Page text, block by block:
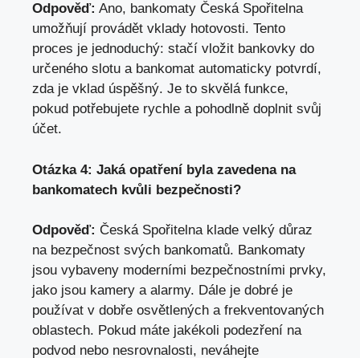
Odpověď: ​Ano, bankomaty​ Česká Spořitelna
umožňují provádět vklady hotovosti.‍ Tento
proces je jednoduchý: stačí vložit⁤ bankovky ⁣do
⁣určeného slotu a bankomat automaticky potvrdí,
‌zda je vklad úspěšný. Je to skvělá funkce,
pokud potřebujete rychle a pohodlně doplnit svůj
účet.
Otázka 4: Jaká opatření⁢ byla zavedena na
bankomatech kvůli bezpečnosti?
Odpověď: Česká Spořitelna klade velký důraz
na ⁣bezpečnost svých bankomatů. ‍Bankomaty
jsou vybaveny moderními bezpečnostními ⁤prvky,
jako jsou kamery a alarmy. Dále je dobré je
používat v dobře osvětlených a frekventovaných
oblastech. Pokud máte‍ jakékoli podezření na
podvod nebo nesrovnalosti, neváhejte